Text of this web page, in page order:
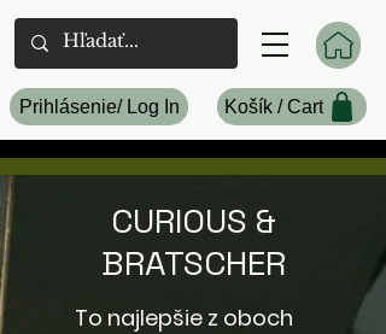
Košík / Cart
Prihlásenie/ Log In
CURIOUS &
BRATSCHER
To najlepšie z oboch